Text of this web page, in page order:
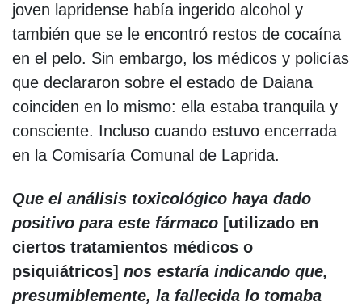
joven lapridense había ingerido alcohol y
también que se le encontró restos de cocaína
en el pelo. Sin embargo, los médicos y policías
que declararon sobre el estado de Daiana
coinciden en lo mismo: ella estaba tranquila y
consciente. Incluso cuando estuvo encerrada
en la Comisaría Comunal de Laprida.
Que el análisis toxicológico haya dado
positivo para este fármaco [utilizado en
ciertos tratamientos médicos o
psiquiátricos] nos estaría indicando que,
presumiblemente, la fallecida lo tomaba